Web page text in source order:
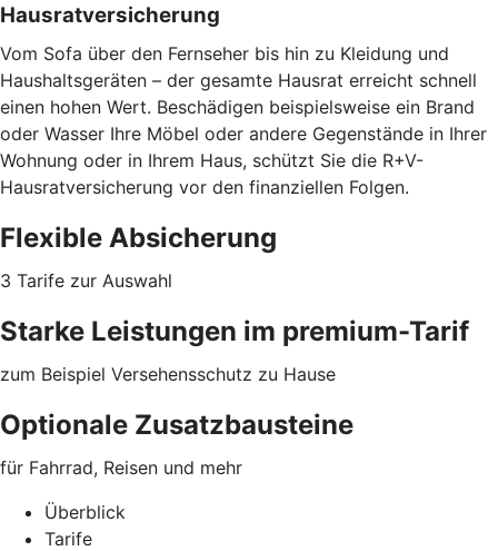
Hausratversicherung
Vom Sofa über den Fernseher bis hin zu Kleidung und
Haushaltsgeräten – der gesamte Hausrat erreicht schnell
einen hohen Wert. Beschädigen beispielsweise ein Brand
oder Wasser Ihre Möbel oder andere Gegenstände in Ihrer
Wohnung oder in Ihrem Haus, schützt Sie die R+V-
Hausratversicherung vor den finanziellen Folgen.
Flexible Absicherung
3 Tarife zur Auswahl
Starke Leistungen im premium-Tarif
zum Beispiel Versehensschutz zu Hause
Optionale Zusatzbausteine
für Fahrrad, Reisen und mehr
Überblick
Tarife